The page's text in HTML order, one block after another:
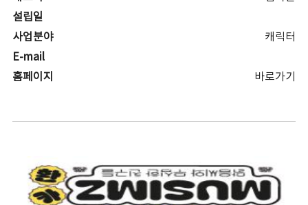
설립일
사업분야
캐릭터
E-mail
홈페이지
바로가기